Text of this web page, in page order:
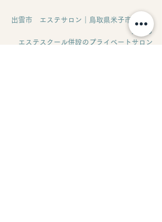
出雲市　エステサロン｜鳥取県米子市からも
通える
エステスクール併設のプライベートサロン